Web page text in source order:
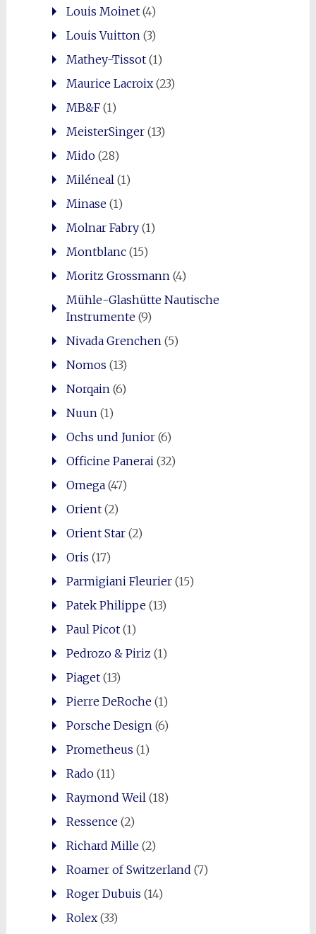
Louis Moinet(4)
Louis Vuitton(3)
Mathey-Tissot(1)
Maurice Lacroix(23)
MB&F(1)
MeisterSinger(13)
Mido(28)
Miléneal(1)
Minase(1)
Molnar Fabry(1)
Montblanc(15)
Moritz Grossmann(4)
Mühle-Glashütte Nautische
Instrumente(9)
Nivada Grenchen(5)
Nomos (13)
Norqain(6)
Nuun(1)
Ochs und Junior(6)
Officine Panerai(32)
Omega(47)
Orient(2)
Orient Star(2)
Oris (17)
Parmigiani Fleurier(15)
Patek Philippe(13)
Paul Picot(1)
Pedrozo & Piriz (1)
Piaget(13)
Pierre DeRoche(1)
Porsche Design(6)
Prometheus (1)
Rado(11)
Raymond Weil(18)
Ressence(2)
Richard Mille(2)
Roamer of Switzerland (7)
Roger Dubuis (14)
Rolex(33)